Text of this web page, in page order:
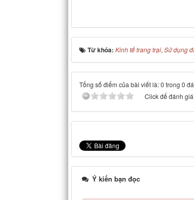
Từ khóa: Kinh tế trang trại, Sử dụng
Tổng số điểm của bài viết là: 0 trong 0
Click để đánh
Ý kiến bạn đọc